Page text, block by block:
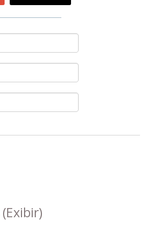
(Exibir)